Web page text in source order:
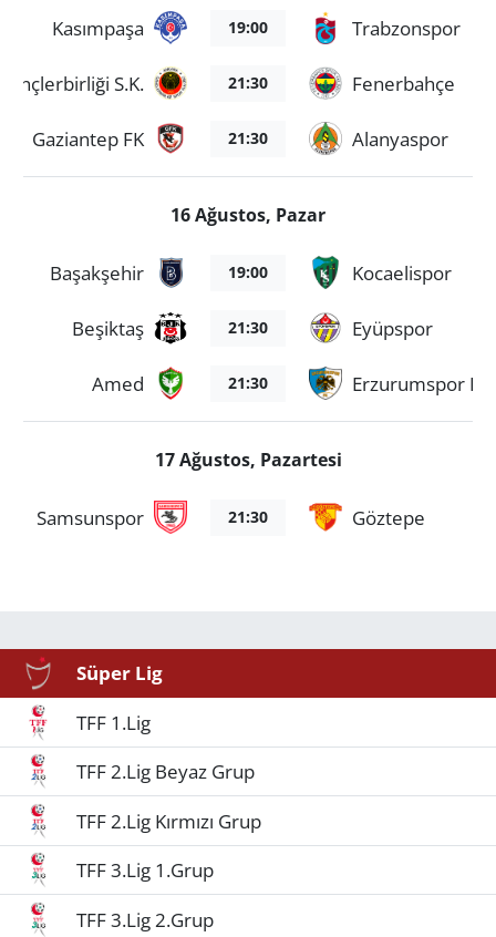
Kasımpaşa 19:00 Trabzonspor
S.K. 21:30 Fenerbahçe
Gaziantep FK 21:30 Alanyaspor
16 Ağustos, Pazar
Başakşehir 19:00 Kocaelispor
Beşiktaş 21:30 Eyüpspor
Amed 21:30 Erzurumspor FK
17 Ağustos, Pazartesi
Samsunspor 21:30 Göztepe
Süper Lig
TFF 1.Lig
TFF 2.Lig Beyaz Grup
TFF 2.Lig Kırmızı Grup
TFF 3.Lig 1.Grup
TFF 3.Lig 2.Grup